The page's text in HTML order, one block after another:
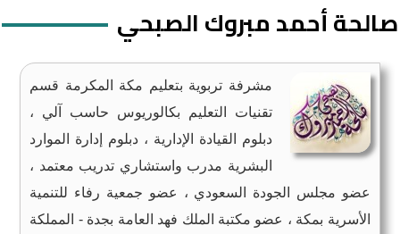
صالحة أحمد مبروك الصبحي
مشرفة تربوية بتعليم مكة المكرمة قسم
تقنيات التعليم بكالوريوس حاسب آلي ،
دبلوم القيادة الإدارية ، دبلوم إدارة الموارد
البشرية مدرب واستشاري تدريب معتمد ،
عضو مجلس الجودة السعودي ، عضو جمعية رفاء للتنمية
الأسرية بمكة ، عضو مكتبة الملك فهد العامة بجدة - المملكة